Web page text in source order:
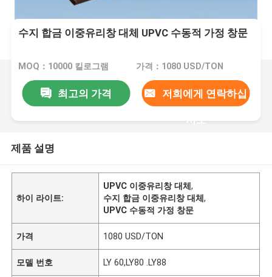
수지 합금 이중유리창 대체 UPVC 수동적 가정 창문
MOQ：10000 킬로그램 가격：1080 USD/TON
최고의 가격 저희에게 연락하십
시오
제품 설명
하이 라이트:
UPVC 이중유리창 대체,
수지 합금 이중유리창 대체,
UPVC 수동적 가정 창문
가격 1080 USD/TON
모델 번호 LY 60,LY80 .LY88